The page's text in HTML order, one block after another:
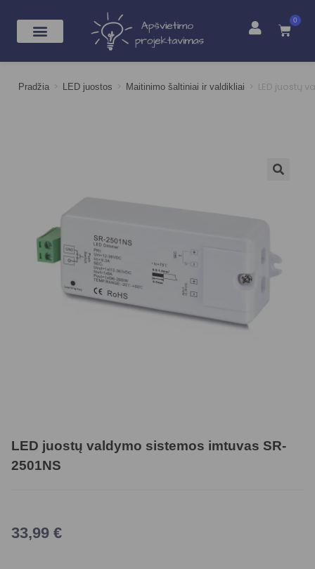
0
Pradžia > LED juostos > Maitinimo šaltiniai ir valdikliai > LED juostų
LED juostų valdymo sistemos imtuvas SR-
2501NS
33,99 €